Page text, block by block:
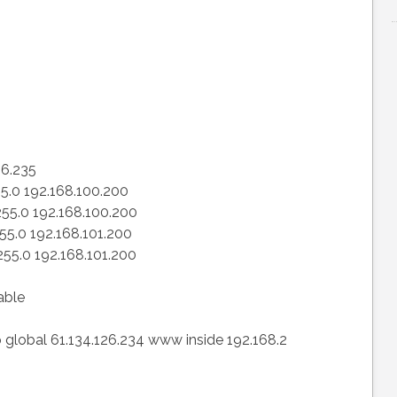
192.168.100.200
192.168.100.200
192.168.101.200
192.168.101.200
61.134.126.234 www inside 192.168.2